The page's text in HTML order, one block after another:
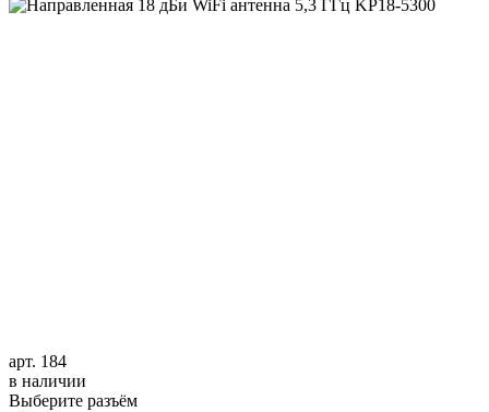
арт. 184
в наличии
Выберите разъём